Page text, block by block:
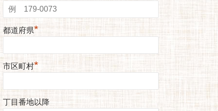
都道府県*
市区町村*
丁目番地以降